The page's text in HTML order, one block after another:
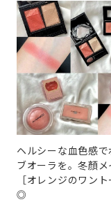
ヘルシーな血色感で
ブオーラを。冬顏
［オレンジのワン
◎